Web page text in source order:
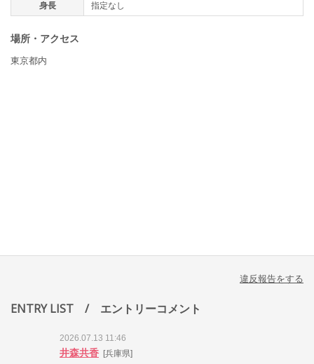
身長 指定なし
場所・アクセス
東京都内
違反報告をする
ENTRY LIST / エントリーコメント
2026.07.13 11:46
井森共香 [兵庫県]